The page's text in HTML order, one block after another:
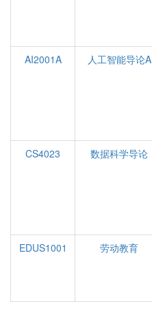
AI2001A
人工智能导论A
CS4023
数据科学导论
EDUS1001
劳动教育